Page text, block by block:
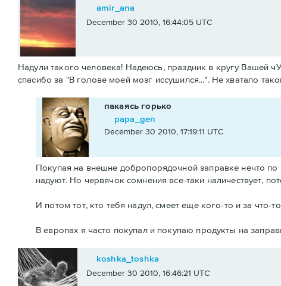
amir_ana
December 30 2010, 16:44:05 UTC
Надули такого человека! Надеюсь, праздник в кругу Вашей
спасибо за "В голове моей мозг иссушился...". Не хватало
пакаясь горько
papa_gen
December 30 2010, 17:19:11 UTC
Покупая на внешне добропорядочной заправке нечто
надуют. Но червячок сомнения все-таки наличествует,
И потом тот, кто тебя надул, смеет еще кого-то и за что-
В европах я часто покупал и покупаю продукты на
koshka_toshka
December 30 2010, 16:46:21 UTC